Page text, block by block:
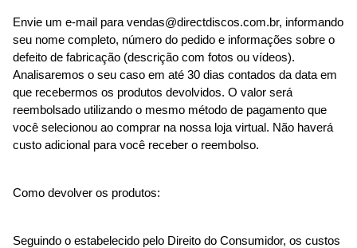
Envie um e-mail para vendas@directdiscos.com.br, informando
seu nome completo, número do pedido e informações sobre o
defeito de fabricação (descrição com fotos ou vídeos).
Analisaremos o seu caso em até 30 dias contados da data em
que recebermos os produtos devolvidos. O valor será
reembolsado utilizando o mesmo método de pagamento que
você selecionou ao comprar na nossa loja virtual. Não haverá
custo adicional para você receber o reembolso.
Como devolver os produtos:
Seguindo o estabelecido pelo Direito do Consumidor, os custos